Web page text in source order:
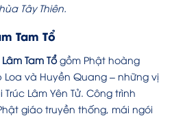
Tây Thiên.
Tam Tổ
Tam Tổgồm Phật hoàng
Loa và Huyền Quang – những vị
Lâm Yên Tử. Công trình
giáo truyền thống, mái ngói